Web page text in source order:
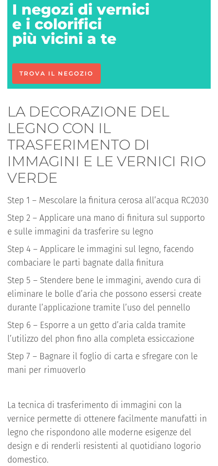
I negozi di vernici
e i colorifici
più vicini a te
TROVA IL NEGOZIO
LA DECORAZIONE DEL
LEGNO CON IL
TRASFERIMENTO DI
IMMAGINI E LE VERNICI RIO
VERDE
Step 1 – Mescolare la finitura cerosa all’acqua RC2030
Step 2 – Applicare una mano di finitura sul supporto
e sulle immagini da trasferire su legno
Step 4 – Applicare le immagini sul legno, facendo
combaciare le parti bagnate dalla finitura
Step 5 – Stendere bene le immagini, avendo cura di
eliminare le bolle d’aria che possono essersi create
durante l’applicazione tramite l’uso del pennello
Step 6 – Esporre a un getto d’aria calda tramite
l’utilizzo del phon fino alla completa essiccazione
Step 7 – Bagnare il foglio di carta e sfregare con le
mani per rimuoverlo
La tecnica di trasferimento di immagini con la
vernice permette di ottenere facilmente manufatti in
legno che rispondono alle moderne esigenze del
design e di renderli resistenti al quotidiano logorio
domestico.